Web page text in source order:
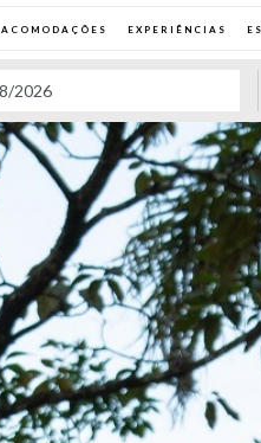
ACOMODAÇÕES EXPERIÊNCIAS